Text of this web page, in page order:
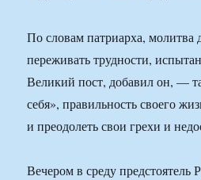
По словам патриарха, молитва
переживать трудности,
Великий пост, добавил он, —
себя», правильность своего
и преодолеть свои грехи и
Вечером в среду предстоятель